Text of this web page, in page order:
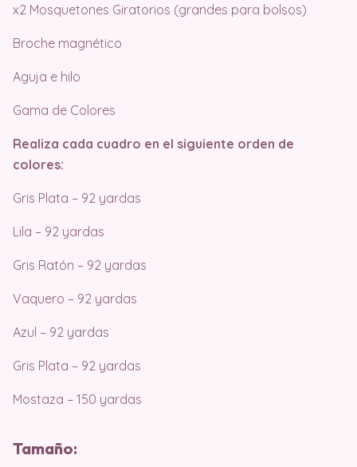
x2 Mosquetones Giratorios (grandes para bolsos)
Broche magnético
Aguja e hilo
Gama de Colores
Realiza cada cuadro en el siguiente orden de
colores:
Gris Plata – 92 yardas
Lila – 92 yardas
Gris Ratón – 92 yardas
Vaquero – 92 yardas
Azul – 92 yardas
Gris Plata – 92 yardas
Mostaza – 150 yardas
Tamaño: